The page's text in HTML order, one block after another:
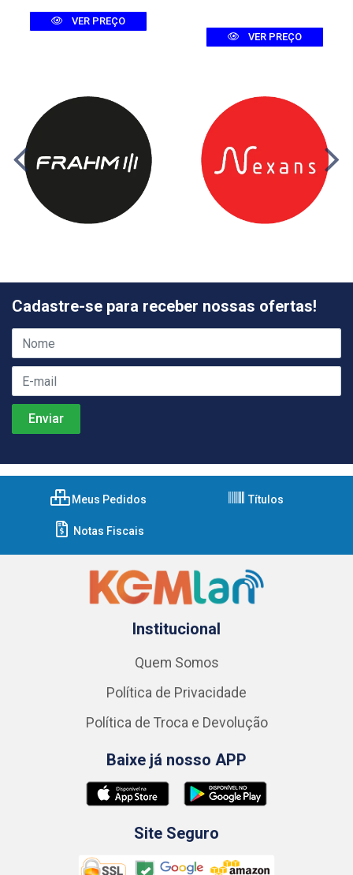
VER PREÇO
VER PREÇO
Cadastre-se para receber nossas ofertas!
Meus Pedidos Títulos
Notas Fiscais
Institucional
Quem Somos
Política de Privacidade
Política de Troca e Devolução
Baixe já nosso APP
Site Seguro